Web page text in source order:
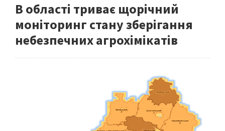
В області триває щорічний
моніторинг стану зберігання
небезпечних агрохімікатів